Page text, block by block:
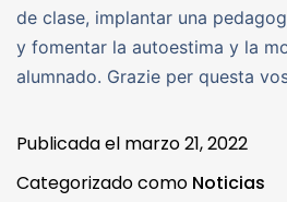
de clase, implantar una
y fomentar la autoestima y la
alumnado. Grazie per questa
Publicada el marzo 21, 2022
Categorizado como Noticias